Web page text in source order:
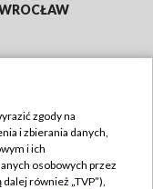
zgody na
i zbierania danych,
i ich
osobowych przez
również „TVP”),